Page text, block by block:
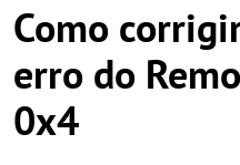
Como
erro do
0x4